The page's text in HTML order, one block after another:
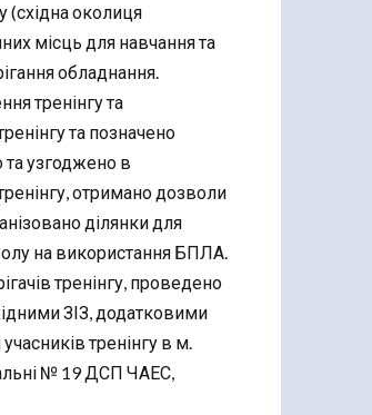
(східна околиця
місць для навчання та
обладнання.
тренінгу та
та позначено
та узгоджено в
отримано дозволи
ділянки для
на використання БПЛА.
тренінгу, проведено
ЗІЗ, додатковими
тренінгу в м.
№ 19 ДСП ЧАЕС,